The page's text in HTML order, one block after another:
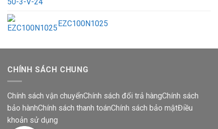
EZC100N1025
CHÍNH SÁCH CHUNG
Chính sách vận chuyểnChính sách đổi trả hàngChính sách
bảo hànhChính sách thanh toánChính sách bảo mậtĐiều
khoản sử dụng